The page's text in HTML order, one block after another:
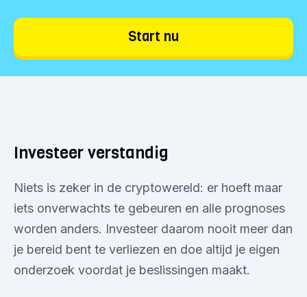
Start nu
Investeer verstandig
Niets is zeker in de cryptowereld: er hoeft maar
iets onverwachts te gebeuren en alle prognoses
worden anders. Investeer daarom nooit meer dan
je bereid bent te verliezen en doe altijd je eigen
onderzoek voordat je beslissingen maakt.